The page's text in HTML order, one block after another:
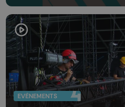
EVÈNEMENTS